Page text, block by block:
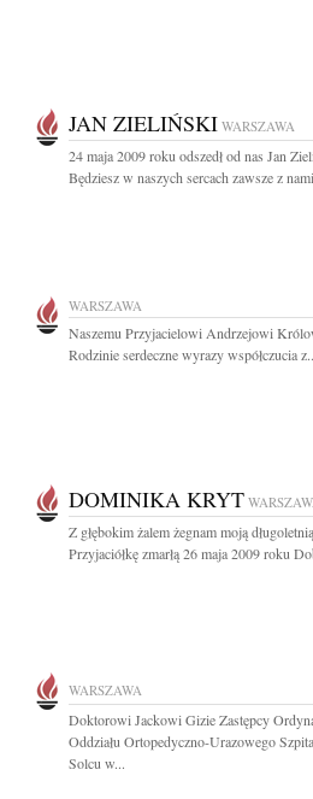
JAN ZIELIŃSKI WARSZAWA
24 maja 2009 roku odszedł od nas Jan
Będziesz w naszych sercach zawsze z
WARSZAWA
Naszemu Przyjacielowi Andrzejowi
Rodzinie serdeczne wyrazy współczucia
DOMINIKA KRYT
Z głębokim żalem żegnam moją długoletnią
Przyjaciółkę zmarłą 26 maja 2009 roku
WARSZAWA
Doktorowi Jackowi Gizie Zastępcy
Oddziału Ortopedyczno-Urazowego
Solcu w...